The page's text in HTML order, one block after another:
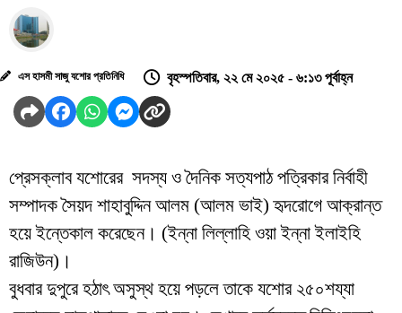
এস হাসমী সাজু যশোর প্রতিনিধি বৃহস্পতিবার, ২২ মে ২০২৫ - ৬:১৩ পূর্বাহ্ন
প্রেসক্লাব যশোরের সদস্য ও দৈনিক সত্যপাঠ পত্রিকার নির্বাহী
সম্পাদক সৈয়দ শাহাবুদ্দিন আলম (আলম ভাই) হৃদরোগে আক্রান্ত
হয়ে ইন্তেকাল করেছেন। (ইন্না লিল্লাহি ওয়া ইন্না ইলাইহি
রাজিউন)।
বুধবার দুপুরে হঠাৎ অসুস্থ হয়ে পড়লে তাকে যশোর ২৫০শয্যা